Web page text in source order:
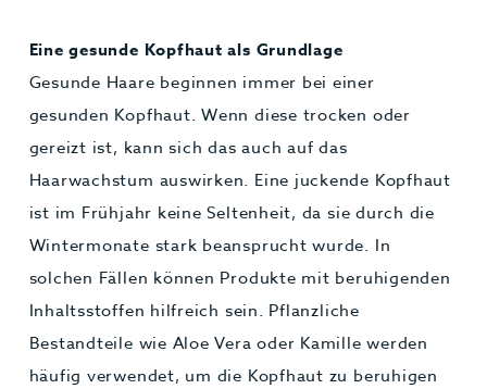
Eine gesunde Kopfhaut als Grundlage
Gesunde Haare beginnen immer bei einer
gesunden Kopfhaut. Wenn diese trocken oder
gereizt ist, kann sich das auch auf das
Haarwachstum auswirken. Eine juckende Kopfhaut
ist im Frühjahr keine Seltenheit, da sie durch die
Wintermonate stark beansprucht wurde. In
solchen Fällen können Produkte mit beruhigenden
Inhaltsstoffen hilfreich sein. Pflanzliche
Bestandteile wie Aloe Vera oder Kamille werden
häufig verwendet, um die Kopfhaut zu beruhigen